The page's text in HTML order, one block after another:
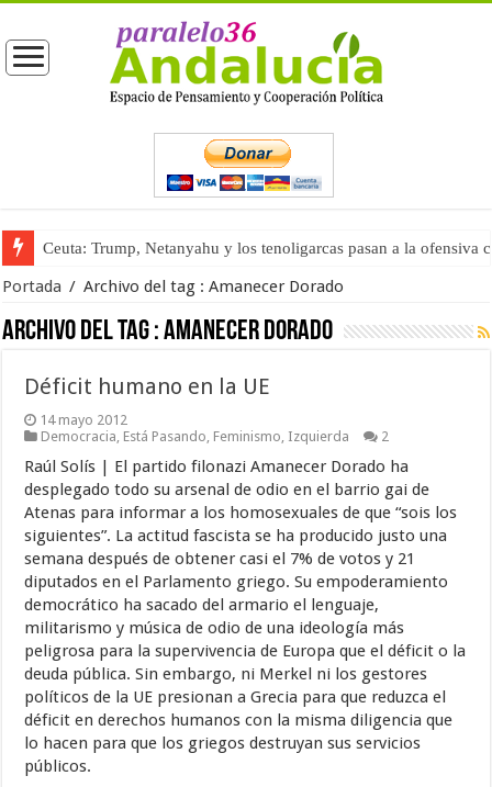
Ceuta: Trump, Netanyahu y los tenoligarcas pasan a la ofensiva
Portada / Archivo del tag :Amanecer Dorado
Archivo del tag :Amanecer Dorado
Déficit humano en la UE
14 mayo 2012
Democracia, Está Pasando, Feminismo, Izquierda 2
Raúl Solís | El partido filonazi Amanecer Dorado ha
desplegado todo su arsenal de odio en el barrio gai de
Atenas para informar a los homosexuales de que “sois los
siguientes”. La actitud fascista se ha producido justo una
semana después de obtener casi el 7% de votos y 21
diputados en el Parlamento griego. Su empoderamiento
democrático ha sacado del armario el lenguaje,
militarismo y música de odio de una ideología más
peligrosa para la supervivencia de Europa que el déficit o la
deuda pública. Sin embargo, ni Merkel ni los gestores
políticos de la UE presionan a Grecia para que reduzca el
déficit en derechos humanos con la misma diligencia que
lo hacen para que los griegos destruyan sus servicios
públicos.